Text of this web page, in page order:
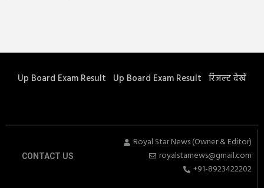
Up Board Exam Result Up Board Exam Result रिजल्ट देखें
CONTACT US
Royal Star News (Owner & Editor)
royalstarnews@gmail.com
+91-8923422202